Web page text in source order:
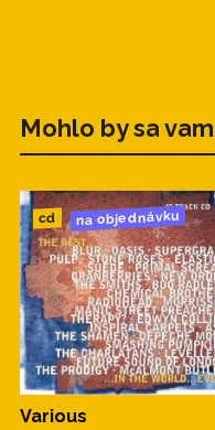
Mohlo by sa
cd na objednávku
Various